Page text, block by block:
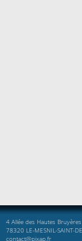
4 Allée des Hautes Bruyères
78320 LE-MESNIL-SAINT-
contact@pixap.fr